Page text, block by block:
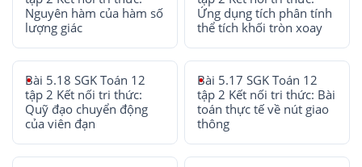
Nguyên hàm của hàm số
lượng giác
Ứng dụng tích phân tính
thể tích khối tròn xoay
Bài 5.18 SGK Toán 12
tập 2 Kết nối tri thức:
Quỹ đạo chuyển động
của viên đạn
Bài 5.17 SGK Toán 12
tập 2 Kết nối tri thức: Bài
toán thực tế về nút giao
thông